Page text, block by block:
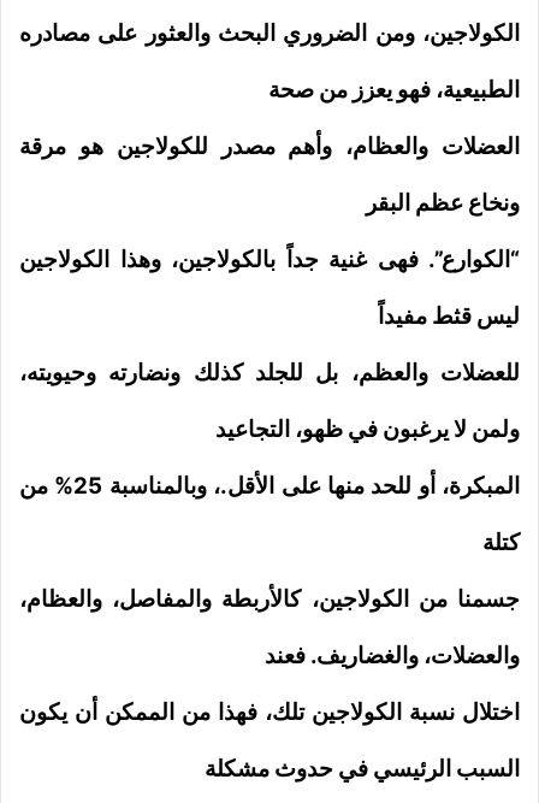
الكولاجين، ومن الضروري البحث والعثور على مصادره
الطبيعية، فهو يعزز من صحة
العضلات والعظام، وأهم مصدر للكولاجين هو مرقة
ونخاع عظم البقر
“الكوارع”. فهى غنية جداً بالكولاجين، وهذا الكولاجين
ليس قثط مفيداً
للعضلات والعظم، بل للجلد كذلك ونضارته وحيويته،
ولمن لا يرغبون في ظهو، التجاعيد
المبكرة، أو للحد منها على الأقل.، وبالمناسبة 25% من
كتلة
جسمنا من الكولاجين، كالأربطة والمفاصل، والعظام،
والعضلات، والغضاريف. فعند
اختلال نسبة الكولاجين تلك، فهذا من الممكن أن يكون
السبب الرئيسي في حدوث مشكلة